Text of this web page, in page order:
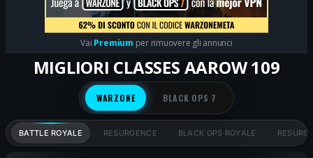
Vai Premium per rimuovere gli annunci
MIGLIORI CLASSES AAROW 109
WARZONE BLACK OPS 7
BATTLE ROYALE RESURGENCE BLACK OPS ROYALE